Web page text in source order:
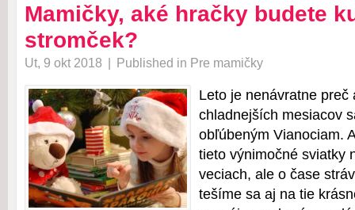
Mamičky, aké hračky budete
stromček?
Ut, 9 okt 2018 | Published in Pre mamičky
Leto je nenávratne preč
chladnejších mesiacov
obľúbeným Vianociam.
tieto výnimočné sviatky
veciach, ale o čase
tešíme sa aj na tie